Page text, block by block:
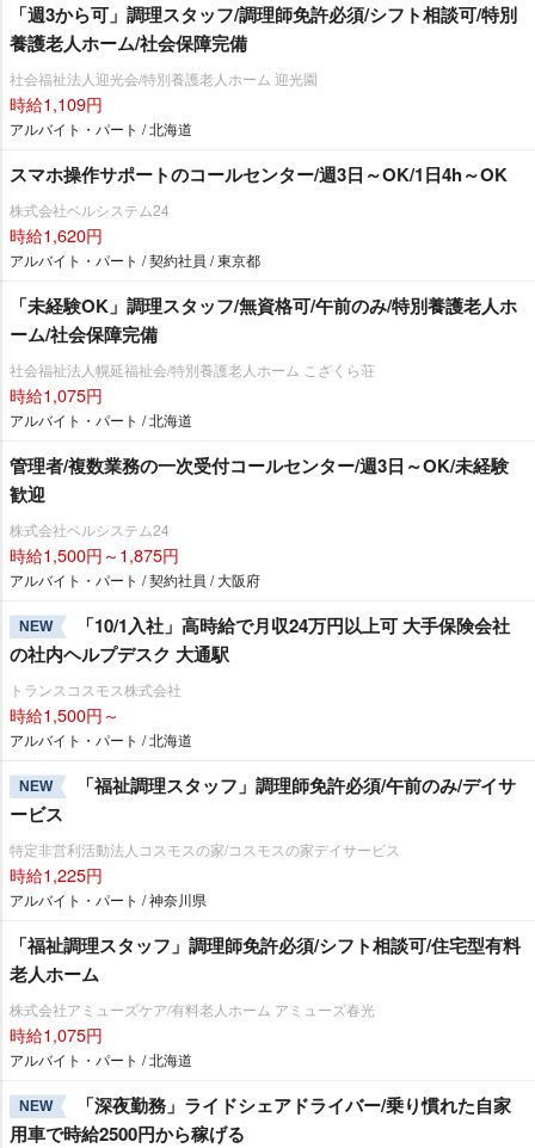
「週3から可」調理スタッフ/調理師免許必須/シフト相談可/特別
養護老人ホーム/社会保障完備
社会福祉法人迎光会/特別養護老人ホーム 迎光園
時給1,109円
アルバイト・パート / 北海道
スマホ操作サポートのコールセンター/週3日～OK/1日4h～OK
株式会社ベルシステム24
時給1,620円
アルバイト・パート / 契約社員 / 東京都
「未経験OK」調理スタッフ/無資格可/午前のみ/特別養護老人ホ
ーム/社会保障完備
社会福祉法人幌延福祉会/特別養護老人ホーム こざくら荘
時給1,075円
アルバイト・パート / 北海道
管理者/複数業務の一次受付コールセンター/週3日～OK/未経験
歓迎
株式会社ベルシステム24
時給1,500円～1,875円
アルバイト・パート / 契約社員 / 大阪府
NEW
「10/1入社」高時給で月収24万円以上可 大手保険会社
の社内ヘルプデスク 大通駅
トランスコスモス株式会社
時給1,500円～
アルバイト・パート / 北海道
NEW
「福祉調理スタッフ」調理師免許必須/午前のみ/デイサ
ービス
特定非営利活動法人コスモスの家/コスモスの家デイサービス
時給1,225円
アルバイト・パート / 神奈川県
「福祉調理スタッフ」調理師免許必須/シフト相談可/住宅型有料
老人ホーム
株式会社アミューズケア/有料老人ホーム アミューズ春光
時給1,075円
アルバイト・パート / 北海道
NEW
「深夜勤務」ライドシェアドライバー/乗り慣れた自家
用車で時給2500円から稼げる